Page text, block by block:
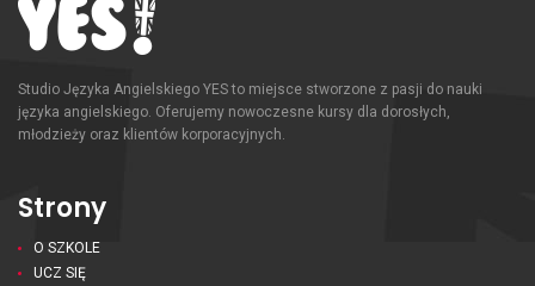
Studio Języka Angielskiego YES to miejsce stworzone z pasji do nauki
języka angielskiego. Oferujemy nowoczesne kursy dla dorosłych,
młodzieży oraz klientów korporacyjnych.
Strony
O SZKOLE
UCZ SIĘ